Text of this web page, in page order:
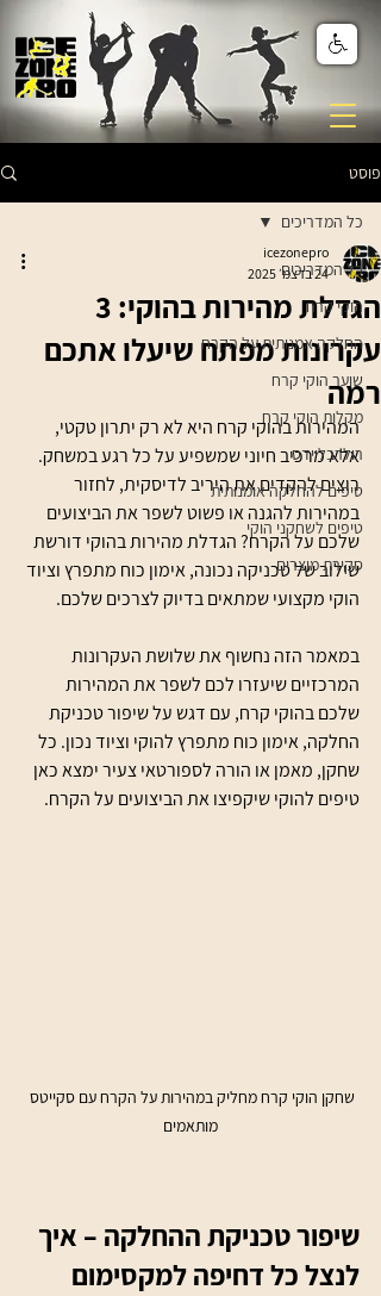
פוסט
כל המדריכים
הוקי קרח
החלקה אמנותית על הקרח
שוער הוקי קרח
מקלות הוקי קרח
רולרבליידס
טיפים להחלקה אומנותית
טיפים לשחקני הוקי
סקירת מוצרים
כל המדריכים
הגדלת מהירות בהוקי: 3
עקרונות מפתח שיעלו אתכם
רמה
icezonepro
24 בדצמ׳ 2025
המהירות בהוקי קרח היא לא רק יתרון טקטי,
אלא מרכיב חיוני שמשפיע על כל רגע במשחק.
רוצים להקדים את היריב לדיסקית, לחזור
במהירות להגנה או פשוט לשפר את הביצועים
שלכם על הקרח? הגדלת מהירות בהוקי דורשת
שילוב של טכניקה נכונה, אימון כוח מתפרץ וציוד
הוקי מקצועי שמתאים בדיוק לצרכים שלכם.
במאמר הזה נחשוף את שלושת העקרונות
המרכזיים שיעזרו לכם לשפר את המהירות
שלכם בהוקי קרח, עם דגש על שיפור טכניקת
החלקה, אימון כוח מתפרץ להוקי וציוד נכון. כל
שחקן, מאמן או הורה לספורטאי צעיר ימצא כאן
טיפים להוקי שיקפיצו את הביצועים על הקרח.
שחקן הוקי קרח מחליק במהירות על הקרח עם סקייטס
מותאמים
שיפור טכניקת ההחלקה – איך
לנצל כל דחיפה למקסימום